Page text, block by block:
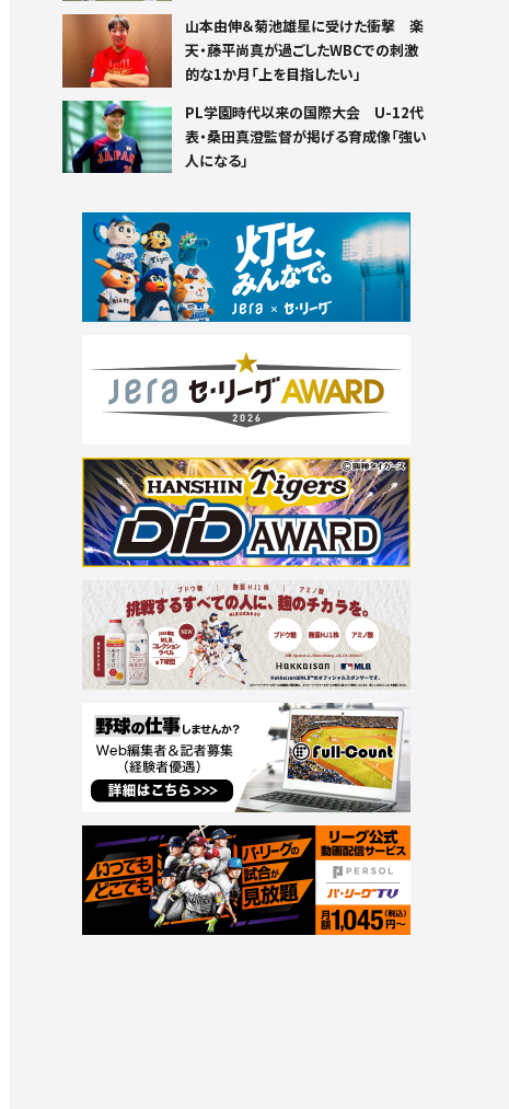
山本由伸＆菊池雄星に受けた衝撃 楽
天・藤平尚真が過ごしたWBCでの刺激
的な1か月「上を目指したい」
PL学園時代以来の国際大会 U-12代
表・桑田真澄監督が掲げる育成像「強い
人になる」